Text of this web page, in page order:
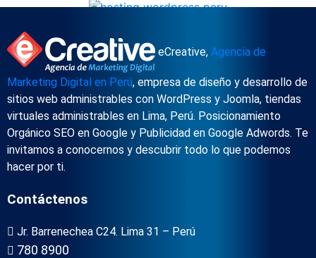
eCreative, Agencia de
Marketing Digital en Perú, empresa de diseño y desarrollo de
sitios web administrables con WordPress y Joomla, tiendas
virtuales administrables en Lima, Perú. Posicionamiento
Orgánico SEO en Google y Publicidad en Google Adwords. Te
invitamos a conocernos y descubrir todo lo que podemos
hacer por ti.
Contáctenos
Jr. Barrenechea C24. Lima 31 – Perú
780 8900